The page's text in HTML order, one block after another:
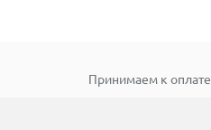
Принимаем к оплате